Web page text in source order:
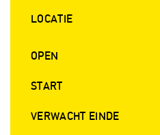
LOCATIE
OPEN
START
VERWACHT EINDE